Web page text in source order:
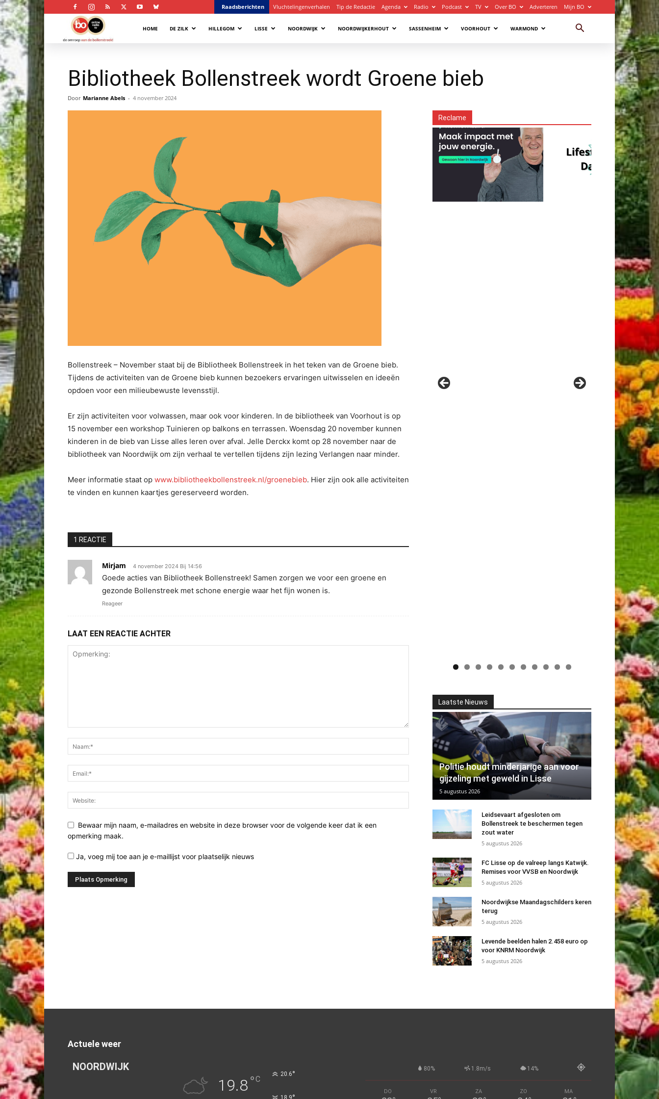
Raadsberichten Vluchtelingenverhalen Tip de Redactie Agenda Radio Podcast TV Over BO Adverteren Mijn BO
Bollenstreek
HOME DE ZILK HILLEGOM LISSE NOORDWIJK NOORDWIJKERHOUT SASSENHEIM VOORHOUT WARMOND
Bibliotheek Bollenstreek wordt Groene bieb
Door Marianne Abels - 4 november 2024
Bollenstreek – November staat bij de Bibliotheek Bollenstreek in het teken van de Groene bieb.
Tijdens de activiteiten van de Groene bieb kunnen bezoekers ervaringen uitwisselen en ideeën
opdoen voor een milieubewuste levensstijl.
Er zijn activiteiten voor volwassen, maar ook voor kinderen. In de bibliotheek van Voorhout is op
15 november een workshop Tuinieren op balkons en terrassen. Woensdag 20 november kunnen
kinderen in de bieb van Lisse alles leren over afval. Jelle Derckx komt op 28 november naar de
bibliotheek van Noordwijk om zijn verhaal te vertellen tijdens zijn lezing Verlangen naar minder.
Meer informatie staat op www.bibliotheekbollenstreek.nl/groenebieb. Hier zijn ook alle activiteiten
te vinden en kunnen kaartjes gereserveerd worden.
1 REACTIE
Mirjam 4 november 2024 Bij 14:56
Goede acties van Bibliotheek Bollenstreek! Samen zorgen we voor een groene en
gezonde Bollenstreek met schone energie waar het fijn wonen is.
Reageer
LAAT EEN REACTIE ACHTER
Bewaar mijn naam, e-mailadres en website in deze browser voor de volgende keer dat ik een
opmerking maak.
Ja, voeg mij toe aan je e-maillijst voor plaatselijk nieuws
Reclame
Laatste Nieuws
Politie houdt minderjarige aan voor
gijzeling met geweld in Lisse
5 augustus 2026
Leidsevaart afgesloten om
Bollenstreek te beschermen tegen
zout water
5 augustus 2026
FC Lisse op de valreep langs Katwijk.
Remises voor VVSB en Noordwijk
5 augustus 2026
Noordwijkse Maandagschilders keren
terug
5 augustus 2026
Levende beelden halen 2.458 euro op
voor KNRM Noordwijk
5 augustus 2026
Actuele weer
NOORDWIJK
19.8°C
20.6°
80% 1.8m/s 14%
DO VR ZA ZO MA